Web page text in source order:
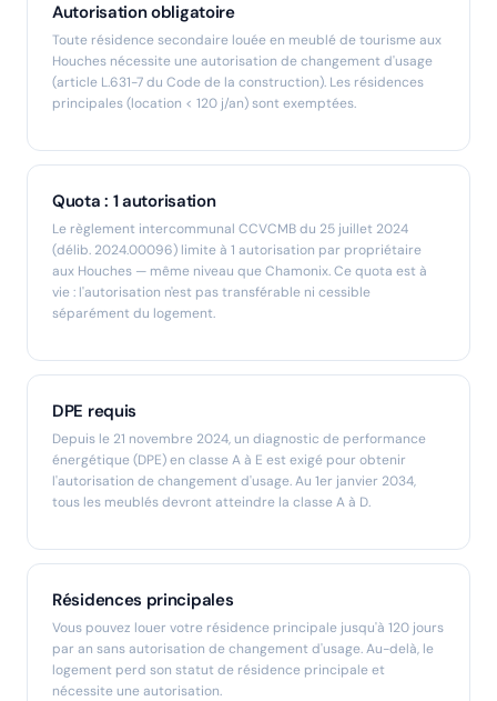
Autorisation obligatoire
Toute résidence secondaire louée en meublé de tourisme aux
Houches nécessite une autorisation de changement d'usage
(article L.631-7 du Code de la construction). Les résidences
principales (location < 120 j/an) sont exemptées.
Quota : 1 autorisation
Le règlement intercommunal CCVCMB du 25 juillet 2024
(délib. 2024.00096) limite à 1 autorisation par propriétaire
aux Houches — même niveau que Chamonix. Ce quota est à
vie : l'autorisation n'est pas transférable ni cessible
séparément du logement.
DPE requis
Depuis le 21 novembre 2024, un diagnostic de performance
énergétique (DPE) en classe A à E est exigé pour obtenir
l'autorisation de changement d'usage. Au 1er janvier 2034,
tous les meublés devront atteindre la classe A à D.
Résidences principales
Vous pouvez louer votre résidence principale jusqu'à 120 jours
par an sans autorisation de changement d'usage. Au-delà, le
logement perd son statut de résidence principale et
nécessite une autorisation.